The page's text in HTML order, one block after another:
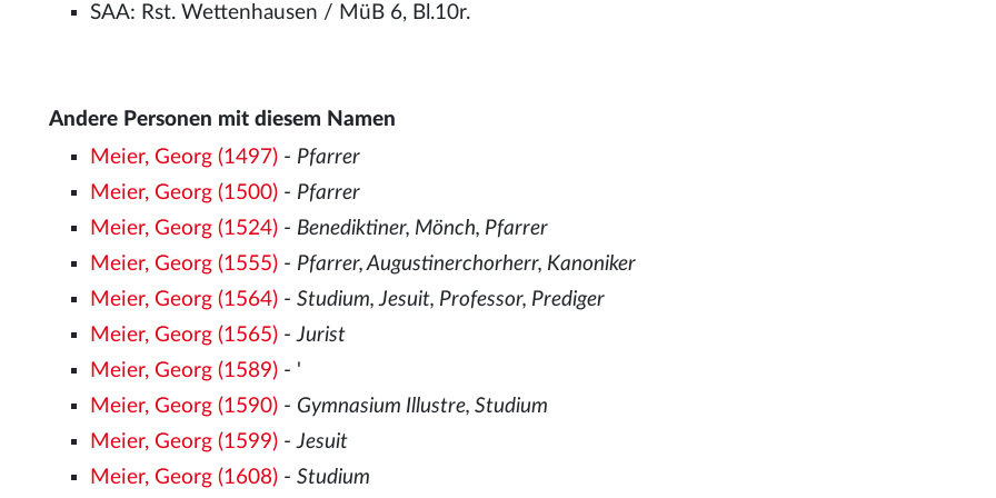
SAA: Rst. Wettenhausen / MüB 6, Bl.10r.
Andere Personen mit diesem Namen
Meier, Georg (1497) - Pfarrer
Meier, Georg (1500) - Pfarrer
Meier, Georg (1524) - Benediktiner, Mönch, Pfarrer
Meier, Georg (1555) - Pfarrer, Augustinerchorherr, Kanoniker
Meier, Georg (1564) -Studium, Jesuit, Professor, Prediger
Meier, Georg (1565) -Jurist
Meier, Georg (1589) - '
Meier, Georg (1590) - Gymnasium Illustre, Studium
Meier, Georg (1599) -Jesuit
Meier, Georg (1608) -Studium